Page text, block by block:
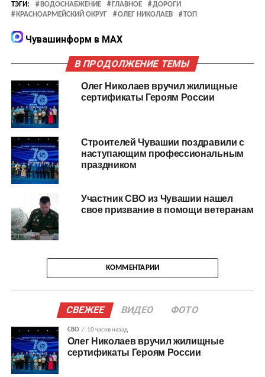
ТЭГИ: ВОДОСНАБЖЕНИЕ ГЛАВНОЕ
ДОРОГИ
КРАСНОАРМЕЙСКИЙ ОКРУГ
ОЛЕГ НИКОЛАЕВ ТОП
Чувашинформ в MAX
В ПРОДОЛЖЕНИЕ ТЕМЫ
Олег Николаев вручил жилищные
сертификаты Героям России
Строителей Чувашии поздравили с
наступающим профессиональным
праздником
Участник СВО из Чувашии нашел
свое призвание в помощи ветеранам
КОММЕНТАРИИ
СВЕЖЕЕ ВИДЕО ФОТО
СВО 10 часов назад
Олег Николаев вручил жилищные
сертификаты Героям России